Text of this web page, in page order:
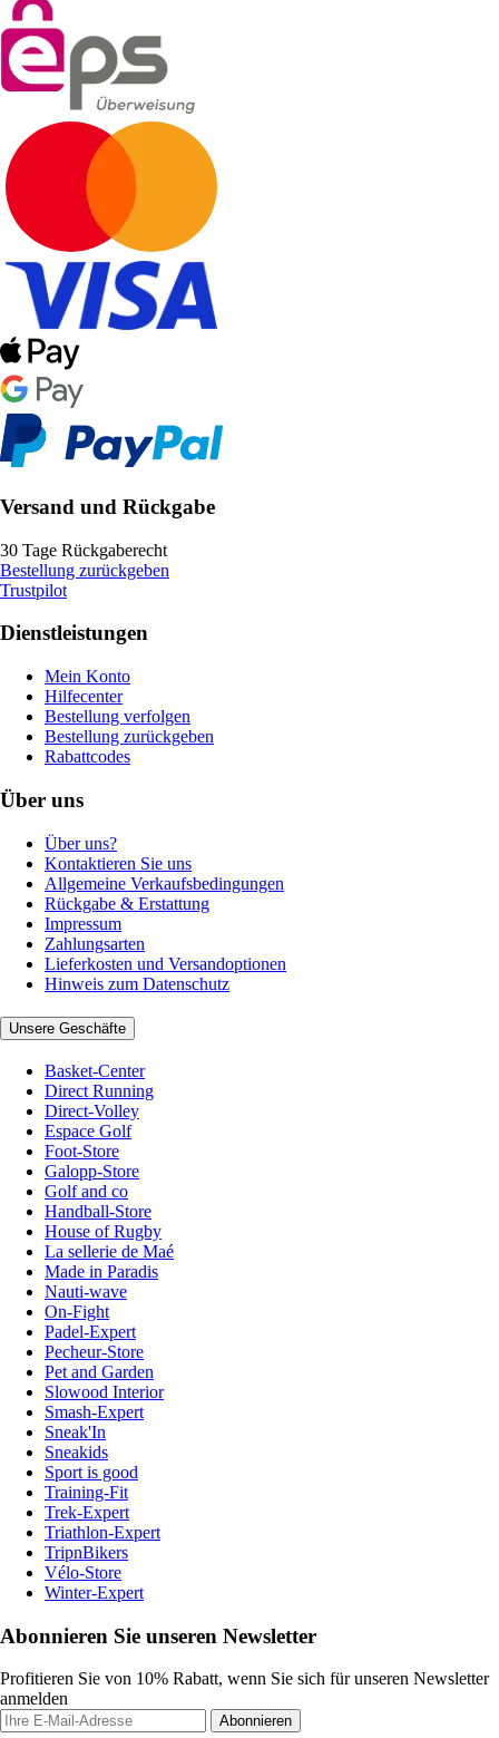
Versand und Rückgabe
30 Tage Rückgaberecht
Bestellung zurückgeben
Trustpilot
Dienstleistungen
Mein Konto
Hilfecenter
Bestellung verfolgen
Bestellung zurückgeben
Rabattcodes
Über uns
Über uns?
Kontaktieren Sie uns
Allgemeine Verkaufsbedingungen
Rückgabe & Erstattung
Impressum
Zahlungsarten
Lieferkosten und Versandoptionen
Hinweis zum Datenschutz
Unsere Geschäfte
Basket-Center
Direct Running
Direct-Volley
Espace Golf
Foot-Store
Galopp-Store
Golf and co
Handball-Store
House of Rugby
La sellerie de Maé
Made in Paradis
Nauti-wave
On-Fight
Padel-Expert
Pecheur-Store
Pet and Garden
Slowood Interior
Smash-Expert
Sneak'In
Sneakids
Sport is good
Training-Fit
Trek-Expert
Triathlon-Expert
TripnBikers
Vélo-Store
Winter-Expert
Abonnieren Sie unseren Newsletter
Profitieren Sie von 10% Rabatt, wenn Sie sich für unseren Newsletter
anmelden
Abonnieren